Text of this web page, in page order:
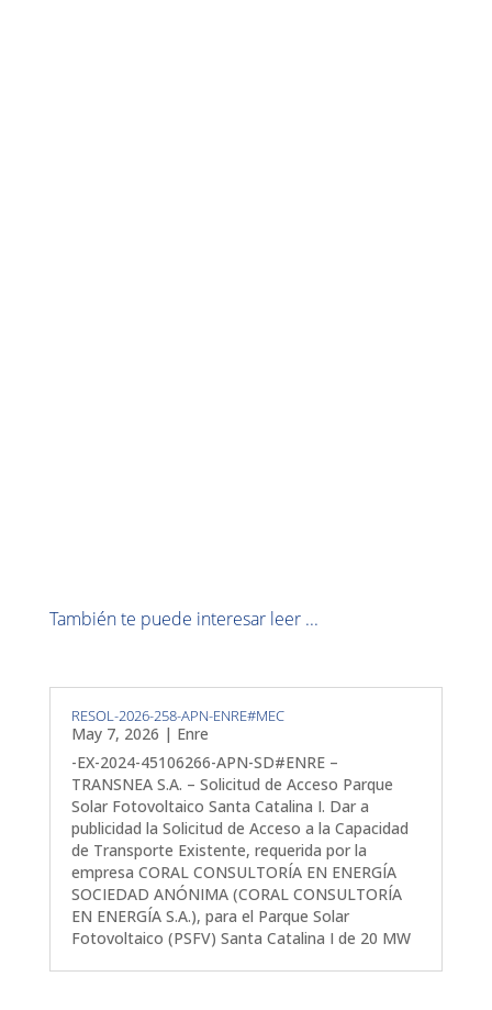
También te puede interesar leer ...
RESOL-2026-258-APN-ENRE#MEC
May 7, 2026 | Enre
-EX-2024-45106266-APN-SD#ENRE –
TRANSNEA S.A. – Solicitud de Acceso Parque
Solar Fotovoltaico Santa Catalina I. Dar a
publicidad la Solicitud de Acceso a la Capacidad
de Transporte Existente, requerida por la
empresa CORAL CONSULTORÍA EN ENERGÍA
SOCIEDAD ANÓNIMA (CORAL CONSULTORÍA
EN ENERGÍA S.A.), para el Parque Solar
Fotovoltaico (PSFV) Santa Catalina I de 20 MW